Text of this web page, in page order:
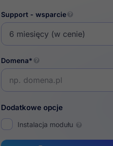
Support - wsparcie
Domena*
Dodatkowe opcje
Instalacja modułu